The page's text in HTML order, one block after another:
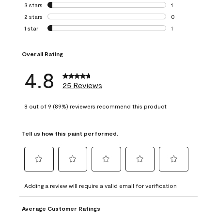
0 reviews with 4
3 stars stars
1
1 review with 3
2 stars stars
0
0 reviews with 2
1 star stars
1
Overall Rating
4.8 25 Reviews
8 out of 9 (89%) reviewers recommend this product
Tell us how this paint performed.
to
rate
the
item
to
rate
the
to
rate
the
item
to
rate
to
rate
Adding a review will require a valid email for verification
Average Customer Ratings